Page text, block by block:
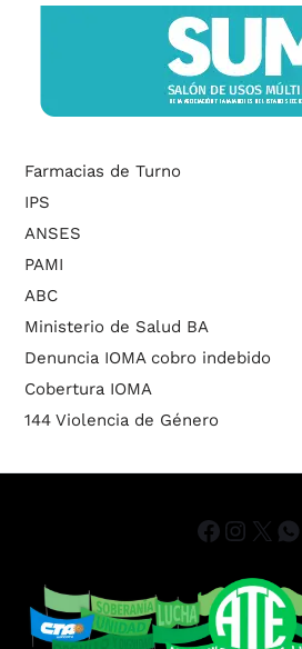
Farmacias de Turno
IPS
ANSES
PAMI
ABC
Ministerio de Salud BA
Denuncia IOMA cobro indebido
Cobertura IOMA
144 Violencia de Género